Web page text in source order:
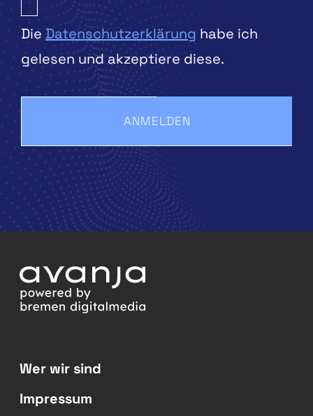
Die Datenschutzerklärung habe ich
gelesen und akzeptiere diese.
ANMELDEN
Wer wir sind
Impressum